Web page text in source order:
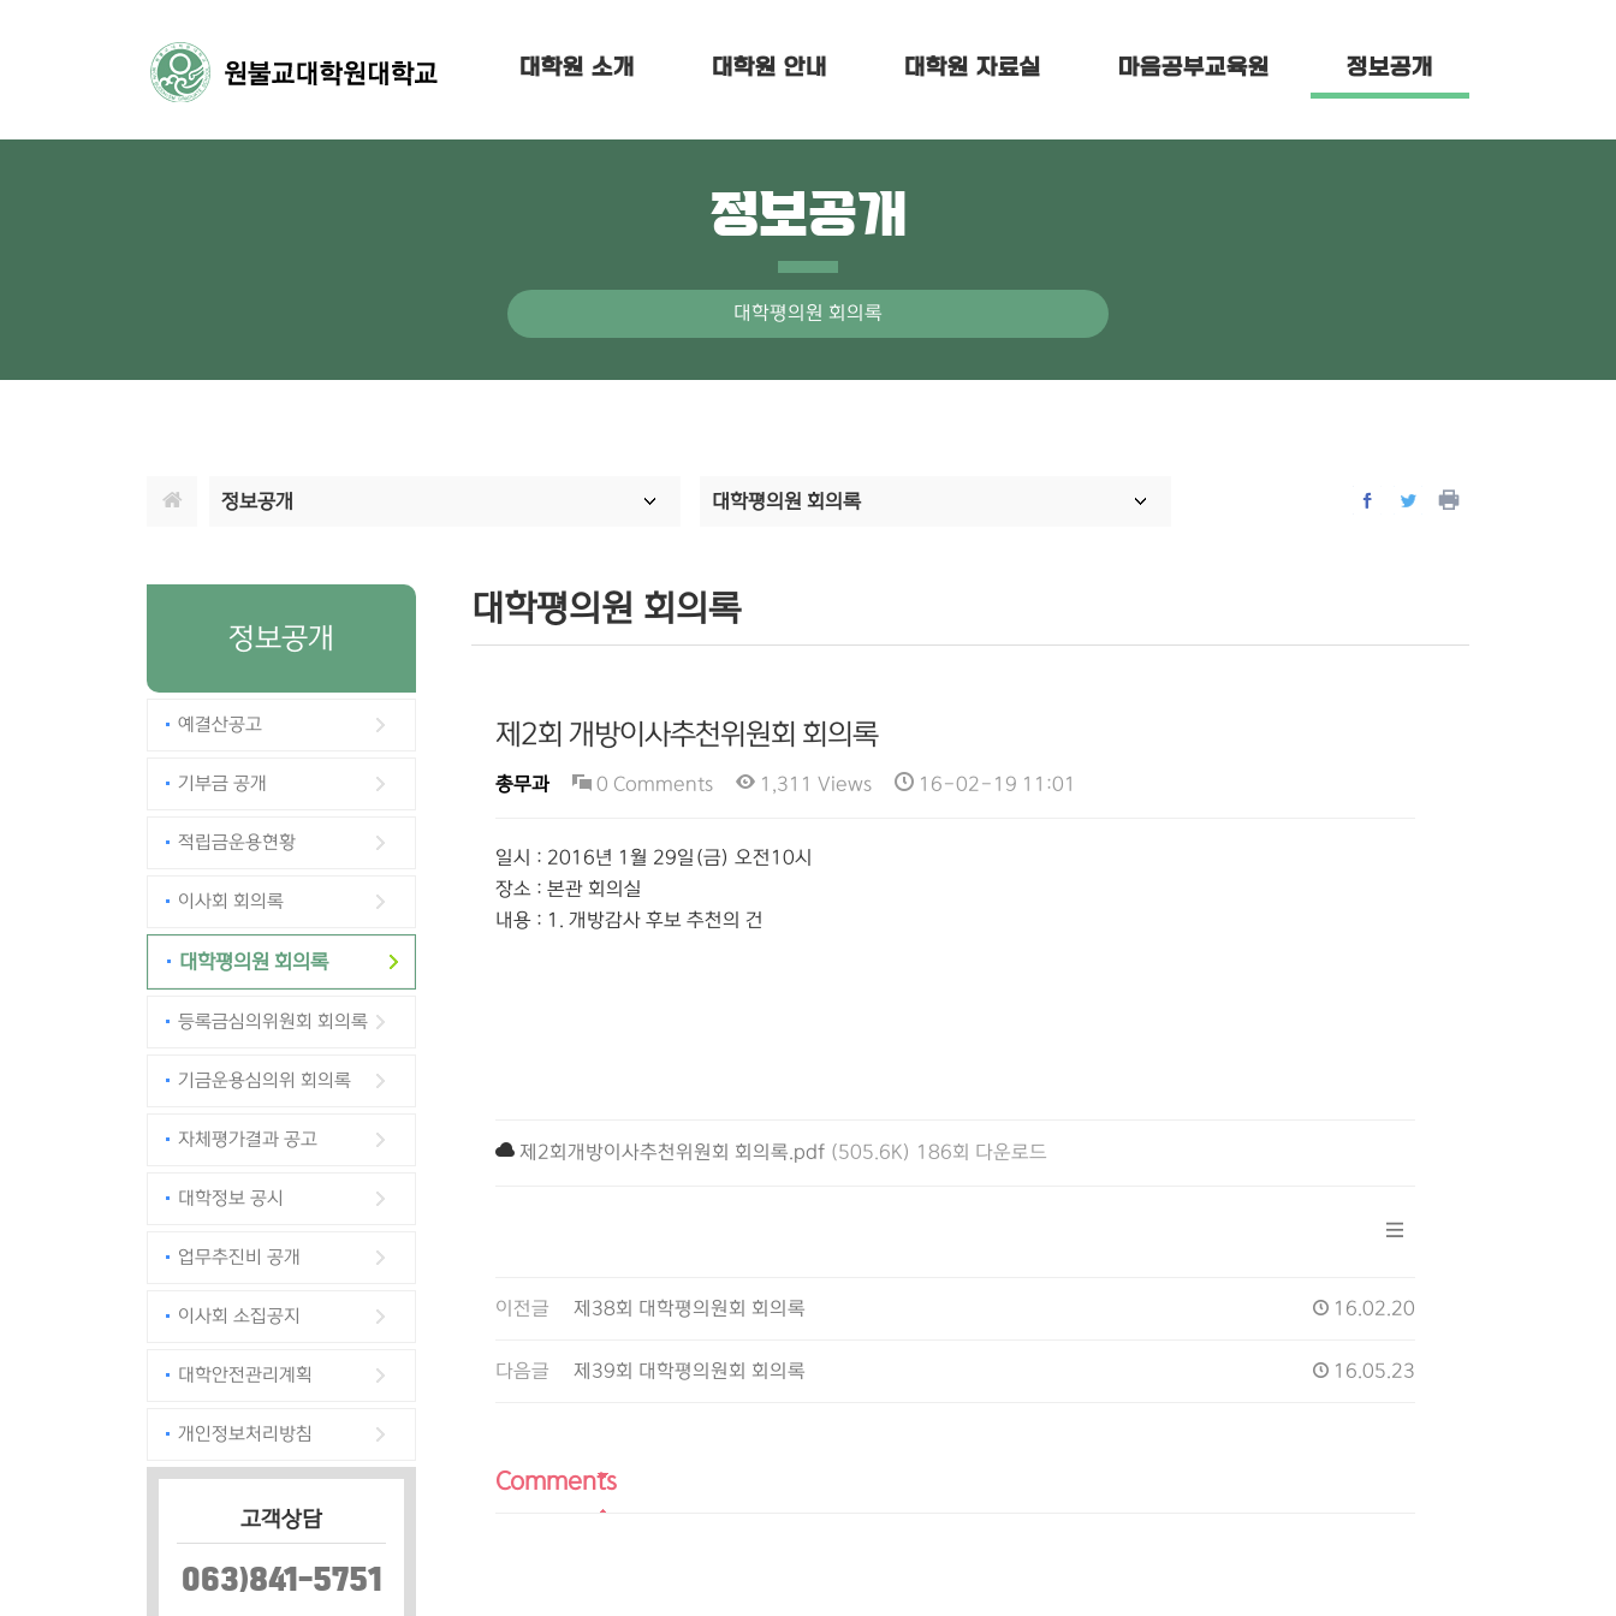
대학원 소개 대학원 안내 대학원 자료실 마음공부교육원 정보공개
정보공개
대학평의원 회의록
대학평의원 회의록
정보공개
정보공개
예결산공고
기부금 공개
적립금운용현황
이사회 회의록
대학평의원 회의록
등록금심의위원회 회의록
기금운용심의위 회의록
자체평가결과 공고
대학정보 공시
업무추진비 공개
이사회 소집공지
대학안전관리계획
개인정보처리방침
고객상담
063)841-5751
대학평의원 회의록
제2회 개방이사추천위원회 회의록
총무과 0 Comments 1,311 Views 16-02-19 11:01
일시 : 2016년 1월 29일(금) 오전10시
장소 : 본관 회의실
내용 : 1. 개방감사 후보 추천의 건
제2회개방이사추천위원회 회의록.pdf (505.6K) 186회 다운로드
이전글 제38회 대학평의원회 회의록 16.02.20
다음글 제39회 대학평의원회 회의록 16.05.23
Comments